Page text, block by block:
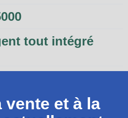
tout intégré
vente et à la